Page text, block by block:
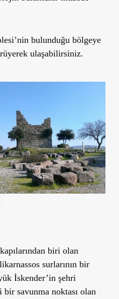
’nin bulunduğu bölgeye
ulaşabilirsiniz.
biri olan
surlarının bir
İskender’in şehri
bir savunma noktası olan